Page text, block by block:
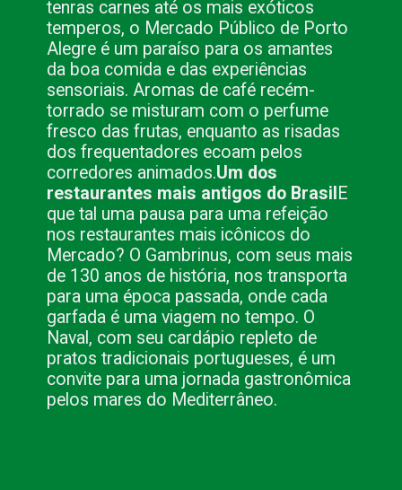
tenras carnes até os mais exóticos
temperos, o Mercado Público de Porto
Alegre é um paraíso para os amantes
da boa comida e das experiências
sensoriais. Aromas de café recém-
torrado se misturam com o perfume
fresco das frutas, enquanto as risadas
dos frequentadores ecoam pelos
corredores animados.Um dos
restaurantes mais antigos do Brasil E
que tal uma pausa para uma refeição
nos restaurantes mais icônicos do
Mercado? O Gambrinus, com seus mais
de 130 anos de história, nos transporta
para uma época passada, onde cada
garfada é uma viagem no tempo. O
Naval, com seu cardápio repleto de
pratos tradicionais portugueses, é um
convite para uma jornada gastronômica
pelos mares do Mediterrâneo.